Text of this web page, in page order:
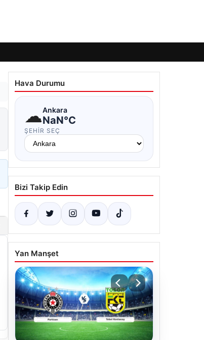
Hava Durumu
☁Ankara
NaN°C
ŞEHIR SEÇ
Bizi Takip Edin
Yan Manşet